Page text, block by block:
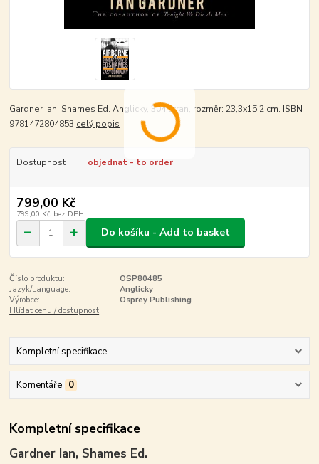
Gardner Ian, Shames Ed. Anglicky, 304 stran, rozměr: 23,3x15,2 cm. ISBN
9781472804853 celý popis
Dostupnost objednat - to order
799,00 Kč
799,00 Kč bez DPH
Do košíku - Add to basket
Číslo produktu:
OSP80485
Jazyk/Language:
Anglicky
Výrobce:
Osprey Publishing
Hlídat cenu / dostupnost
Kompletní specifikace
Komentáře 0
Kompletní specifikace
Gardner Ian, Shames Ed.